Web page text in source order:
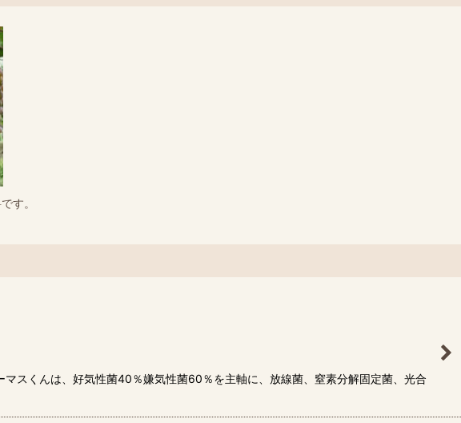
す。
スくんは、好気性菌40％嫌気性菌60％を主軸に、放線菌、窒素分解固定菌、光合